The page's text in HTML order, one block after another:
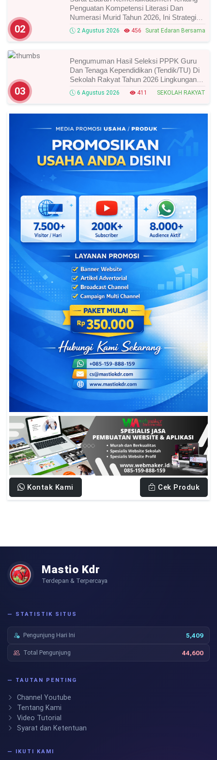
02
Penguatan Kompetensi Literasi Dan
Numerasi Murid Tahun 2026, Ini Strategi
Dan Alurnya
2 Agustus 2026 456 Surat Edaran Bersama
03
Pengumuman Hasil Seleksi PPPK Guru
Dan Tenaga Kependidikan (Tendik/TU) Di
Sekolah Rakyat Tahun 2026 Lingkungan
Kementerian Sosial RI, Ini Daftar Nama
Peserta Yang Lolos!
6 Agustus 2026 411 SEKOLAH RAKYAT
Kontak Kami Cek Produk
Mastio Kdr
Terdepan & Terpercaya
— STATISTIK SITUS
Pengunjung Hari Ini 5,409
Total Pengunjung 44,600
— TAUTAN PENTING
Channel Youtube
Tentang Kami
Video Tutorial
Syarat dan Ketentuan
— IKUTI KAMI